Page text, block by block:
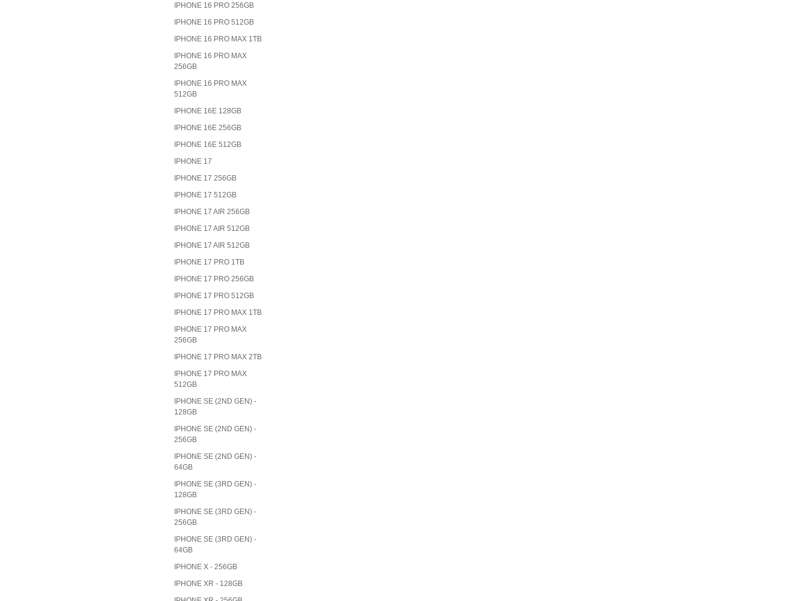
IPHONE 16 PRO 256GB
IPHONE 16 PRO 512GB
IPHONE 16 PRO MAX 1TB
IPHONE 16 PRO MAX
256GB
IPHONE 16 PRO MAX
512GB
IPHONE 16E 128GB
IPHONE 16E 256GB
IPHONE 16E 512GB
IPHONE 17
IPHONE 17 256GB
IPHONE 17 512GB
IPHONE 17 AIR 256GB
IPHONE 17 AIR 512GB
IPHONE 17 AIR 512GB
IPHONE 17 PRO 1TB
IPHONE 17 PRO 256GB
IPHONE 17 PRO 512GB
IPHONE 17 PRO MAX 1TB
IPHONE 17 PRO MAX
256GB
IPHONE 17 PRO MAX 2TB
IPHONE 17 PRO MAX
512GB
IPHONE SE (2ND GEN) -
128GB
IPHONE SE (2ND GEN) -
256GB
IPHONE SE (2ND GEN) -
64GB
IPHONE SE (3RD GEN) -
128GB
IPHONE SE (3RD GEN) -
256GB
IPHONE SE (3RD GEN) -
64GB
IPHONE X - 256GB
IPHONE XR - 128GB